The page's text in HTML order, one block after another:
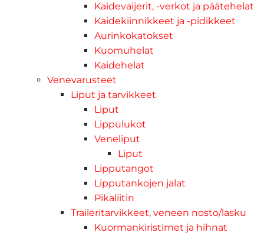
Kaidevaijerit, -verkot ja päätehelat
Kaidekiinnikkeet ja -pidikkeet
Aurinkokatokset
Kuomuhelat
Kaidehelat
Venevarusteet
Liput ja tarvikkeet
Liput
Lippulukot
Veneliput
Liput
Lipputangot
Lipputankojen jalat
Pikaliitin
Traileritarvikkeet, veneen nosto/lasku
Kuormankiristimet ja hihnat